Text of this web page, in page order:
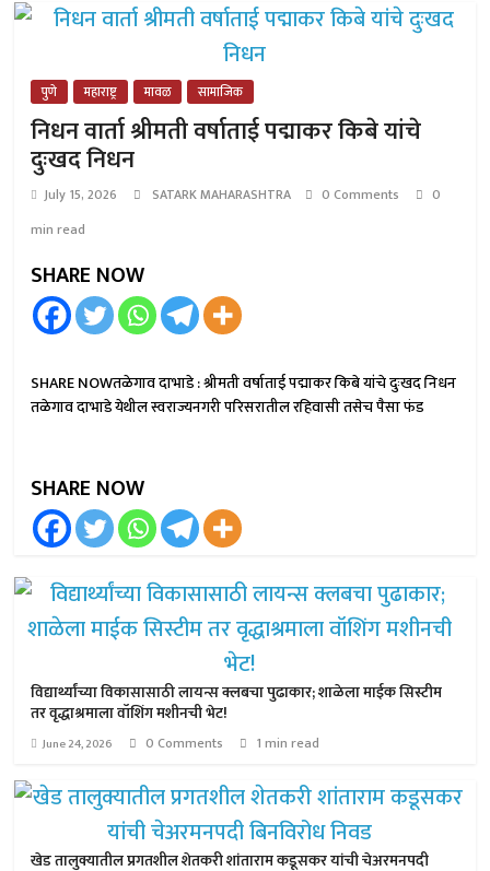
पुणे महाराष्ट्र मावळ सामाजिक
निधन वार्ता श्रीमती वर्षाताई पद्माकर किबे यांचे
दुःखद निधन
July 15, 2026 SATARK MAHARASHTRA 0 Comments
0
min read
SHARE NOW
SHARE NOWतळेगाव दाभाडे : श्रीमती वर्षाताई पद्माकर किबे यांचे दुःखद निधन
तळेगाव दाभाडे येथील स्वराज्यनगरी परिसरातील रहिवासी तसेच पैसा फंड
SHARE NOW
विद्यार्थ्यांच्या विकासासाठी लायन्स क्लबचा पुढाकार; शाळेला माईक सिस्टीम
तर वृद्धाश्रमाला वॉशिंग मशीनची भेट!
June 24, 2026 0 Comments 1 min read
खेड तालुक्यातील प्रगतशील शेतकरी शांताराम कडूसकर यांची चेअरमनपदी